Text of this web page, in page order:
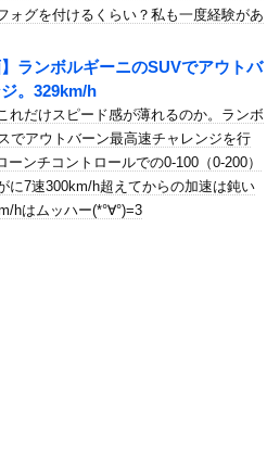
まう…
のスピードに世界が衝撃
しまうｗｗｗ
いな？と問うと、元嫁...
ライナメディア！
び交う。1週間ぶりの投...
ォグを付けるくらい？私も一度経験があ
。
】ランボルギーニのSUVでアウトバ
。329km/h
れだけスピード感が薄れるのか。ランボ
でアウトバーン最高速チャレンジを行
ーンチコントロールでの0-100（0-200）
に7速300km/h超えてからの加速は鈍い
hはムッハー(*°∀°)=3